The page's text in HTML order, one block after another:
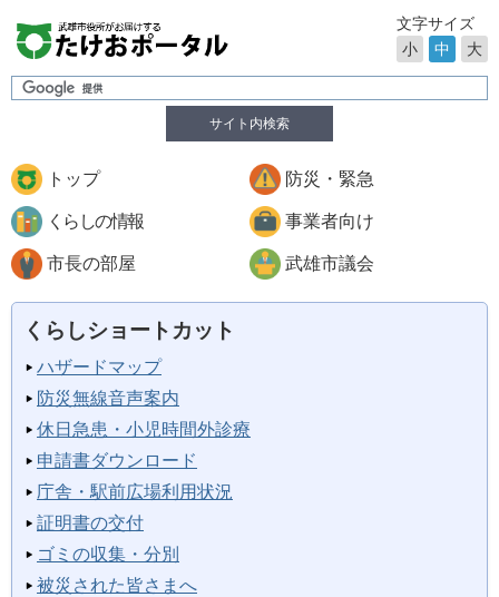
サイト内検索
文字サイズ
小
中 大
トップ 防災・緊急
くらしの情報 事業者向け
市長の部屋 武雄市議会
くらしショートカット
ハザードマップ
防災無線音声案内
休日急患・小児時間外診療
申請書ダウンロード
庁舎・駅前広場利用状況
証明書の交付
ゴミの収集・分別
被災された皆さまへ